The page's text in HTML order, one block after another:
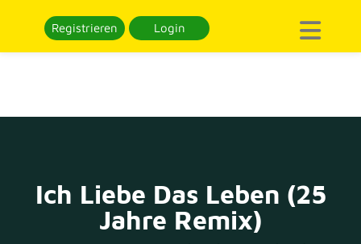
Registrieren Login
Ich Liebe Das Leben (25
Jahre Remix)